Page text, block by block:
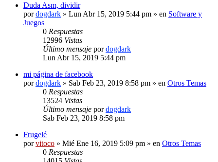
Duda Asm, dividir
pordogdark » Lun Abr 15, 2019 5:44 pm » en Software y
Juegos
0 Respuestas
12996 Vistas
Último mensaje pordogdark
Lun Abr 15, 2019 5:44 pm
mi página de facebook
pordogdark » Sab Feb 23, 2019 8:58 pm » en Otros Temas
0 Respuestas
13524 Vistas
Último mensaje pordogdark
Sab Feb 23, 2019 8:58 pm
Frugelé
porvitoco » Mié Ene 16, 2019 5:09 pm » en Otros Temas
0 Respuestas